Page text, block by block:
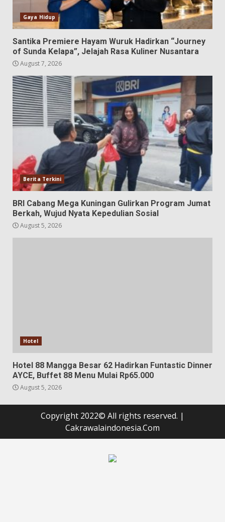
Gaya Hidup
Santika Premiere Hayam Wuruk Hadirkan “Journey
of Sunda Kelapa”, Jelajah Rasa Kuliner Nusantara
August 7, 2026
Berita Terkini
BRI Cabang Mega Kuningan Gulirkan Program Jumat
Berkah, Wujud Nyata Kepedulian Sosial
August 5, 2026
Hotel
Hotel 88 Mangga Besar 62 Hadirkan Funtastic Dinner
AYCE, Buffet 88 Menu Mulai Rp65.000
August 5, 2026
Copyright 2022© All rights reserved. |
Cakrawalaindonesia.Com